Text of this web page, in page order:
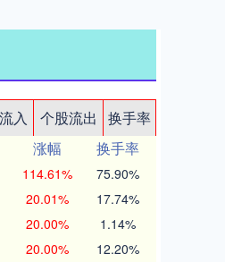
入 个股流出
换手率
涨幅
换手率
114.61% 75.90%
20.01% 17.74%
20.00% 1.14%
20.00% 12.20%